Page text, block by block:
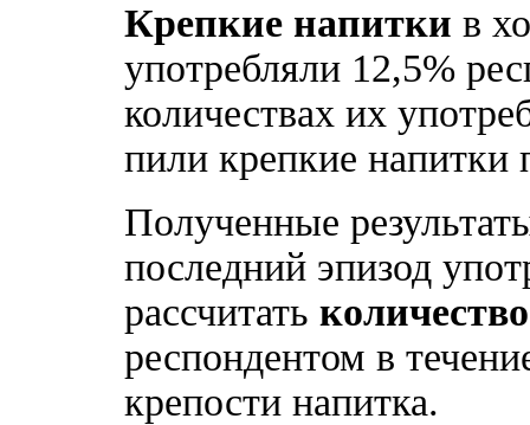
Крепкие напитки в
употребляли 12,5%
количествах их
пили крепкие напитки
Полученные
последний эпизод
рассчитать
респондентом в
крепости напитка.